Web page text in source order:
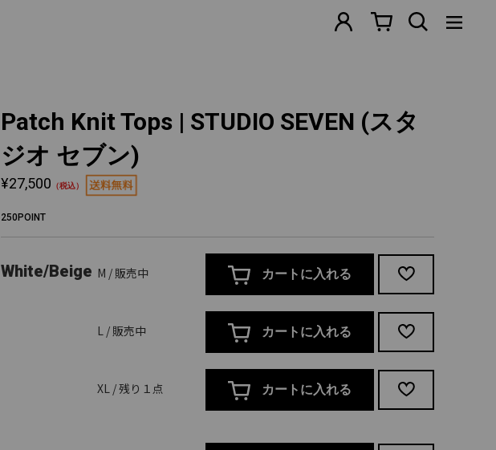
Patch Knit Tops | STUDIO SEVEN (スタ
ジオ セブン)
¥27,500 （税込）
250POINT
White/Beige M / 販売中 カートに入れる
L / 販売中 カートに入れる
XL / 残り１点 カートに入れる